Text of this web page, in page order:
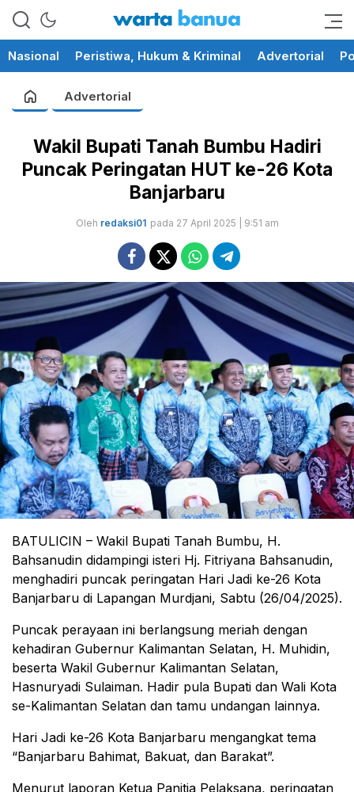
wartabanua.com
memberikan informasi yang
Nasional Peristiwa, Hukum & Kriminal Advertorial
Advertorial
Wakil Bupati Tanah Bumbu Hadiri
Puncak Peringatan HUT ke-26 Kota
Banjarbaru
Oleh redaksi01 pada 27 April 2025 | 9:51 am
BATULICIN – Wakil Bupati Tanah Bumbu, H.
Bahsanudin didampingi isteri Hj. Fitriyana Bahsanudin,
menghadiri puncak peringatan Hari Jadi ke-26 Kota
Banjarbaru di Lapangan Murdjani, Sabtu (26/04/2025).
Puncak perayaan ini berlangsung meriah dengan
kehadiran Gubernur Kalimantan Selatan, H. Muhidin,
beserta Wakil Gubernur Kalimantan Selatan,
Hasnuryadi Sulaiman. Hadir pula Bupati dan Wali Kota
se-Kalimantan Selatan dan tamu undangan lainnya.
Hari Jadi ke-26 Kota Banjarbaru mengangkat tema
“Banjarbaru Bahimat, Bakuat, dan Barakat”.
Menurut laporan Ketua Panitia Pelaksana, peringatan